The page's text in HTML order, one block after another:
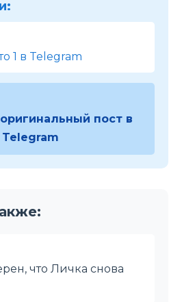
1 в Telegram
пост в
Telegram
что Личка снова